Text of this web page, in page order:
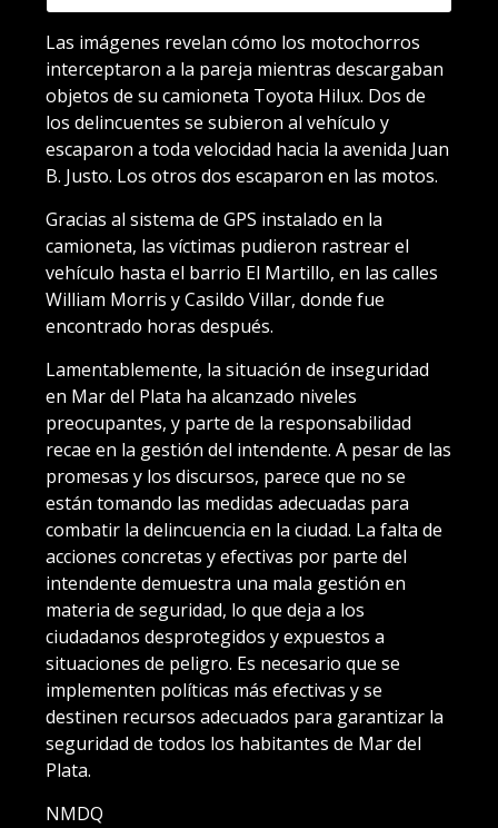
Las imágenes revelan cómo los motochorros
interceptaron a la pareja mientras descargaban
objetos de su camioneta Toyota Hilux. Dos de
los delincuentes se subieron al vehículo y
escaparon a toda velocidad hacia la avenida Juan
B. Justo. Los otros dos escaparon en las motos.
Gracias al sistema de GPS instalado en la
camioneta, las víctimas pudieron rastrear el
vehículo hasta el barrio El Martillo, en las calles
William Morris y Casildo Villar, donde fue
encontrado horas después.
Lamentablemente, la situación de inseguridad
en Mar del Plata ha alcanzado niveles
preocupantes, y parte de la responsabilidad
recae en la gestión del intendente. A pesar de las
promesas y los discursos, parece que no se
están tomando las medidas adecuadas para
combatir la delincuencia en la ciudad. La falta de
acciones concretas y efectivas por parte del
intendente demuestra una mala gestión en
materia de seguridad, lo que deja a los
ciudadanos desprotegidos y expuestos a
situaciones de peligro. Es necesario que se
implementen políticas más efectivas y se
destinen recursos adecuados para garantizar la
seguridad de todos los habitantes de Mar del
Plata.
NMDQ